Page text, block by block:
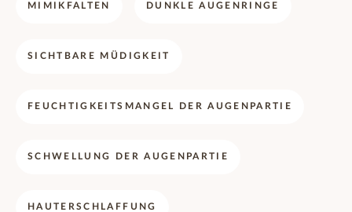
MIMIKFALTEN DUNKLE AUGENRINGE
SICHTBARE MÜDIGKEIT
FEUCHTIGKEITSMANGEL DER AUGENPARTIE
SCHWELLUNG DER AUGENPARTIE
HAUTERSCHLAFFUNG